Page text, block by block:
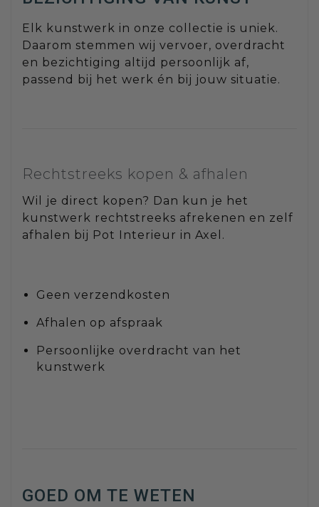
Elk kunstwerk in onze collectie is uniek.
Daarom stemmen wij vervoer, overdracht
en bezichtiging altijd persoonlijk af,
passend bij het werk én bij jouw situatie.
Rechtstreeks kopen & afhalen
Wil je direct kopen? Dan kun je het
kunstwerk rechtstreeks afrekenen en zelf
afhalen bij Pot Interieur in Axel.
Geen verzendkosten
Afhalen op afspraak
Persoonlijke overdracht van het
kunstwerk
GOED OM TE WETEN